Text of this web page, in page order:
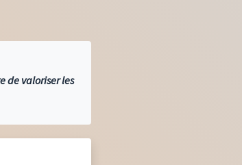
de valoriser les